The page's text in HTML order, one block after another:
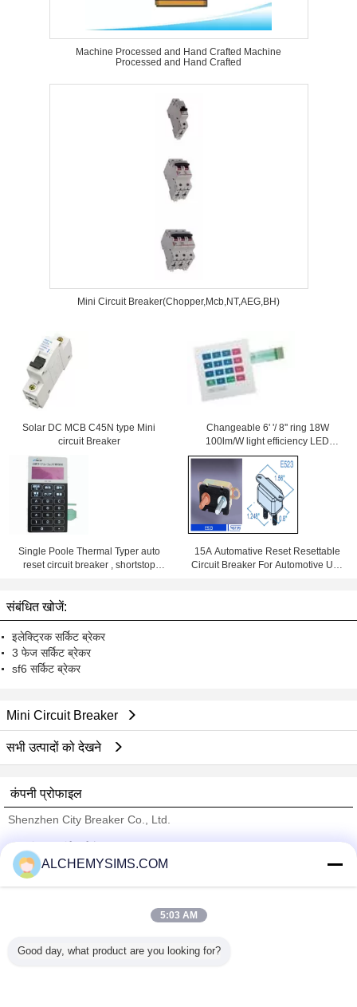
Machine Processed and Hand Crafted Machine
Processed and Hand Crafted
Mini Circuit Breaker(Chopper,Mcb,NT,AEG,BH)
Solar DC MCB C45N type Mini
circuit Breaker
Changeable 6' '/ 8'' ring 18W
100lm/W light efficiency LED
Downlight With Samsung Chips
84Ra
Single Poole Thermal Typer auto
reset circuit breaker , shortstop
15A Automative Reset Resettable
Circuit Breaker For Automotive Use
संबंधित खोजें:
इलेक्ट्रिक सर्किट ब्रेकर
3 फेज सर्किट ब्रेकर
sf6 सर्किट ब्रेकर
Mini Circuit Breaker
सभी उत्पादों को देखने
कंपनी प्रोफाइल
Shenzhen City Breaker Co., Ltd.
Trust Seal
Verified Suplier
सभी उत्पाद
ALCHEMYSIMS.COM
5:03 AM
Good day, what product are you looking for?